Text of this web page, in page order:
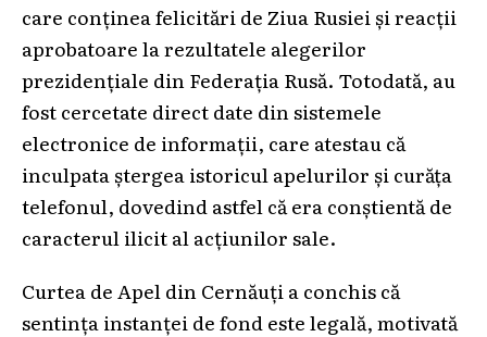
care conținea felicitări de Ziua Rusiei și reacții
aprobatoare la rezultatele alegerilor
prezidențiale din Federația Rusă. Totodată, au
fost cercetate direct date din sistemele
electronice de informații, care atestau că
inculpata ștergea istoricul apelurilor și curăța
telefonul, dovedind astfel că era conștientă de
caracterul ilicit al acțiunilor sale.
Curtea de Apel din Cernăuți a conchis că
sentința instanței de fond este legală, motivată